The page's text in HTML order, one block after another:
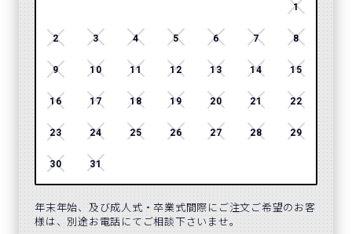
1
2 3 4 5 6 7 8
9 10 11 12 13 14 15
16 17 18 19 20 21 22
23 24 25 26 27 28 29
30 31
13
20
27
年末年始、及び成人式・卒業式間際にご注文ご希望のお客
様は、別途お電話にてご相談下さいませ。